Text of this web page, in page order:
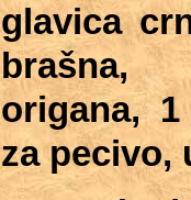
glavica
origana,
za pecivo,